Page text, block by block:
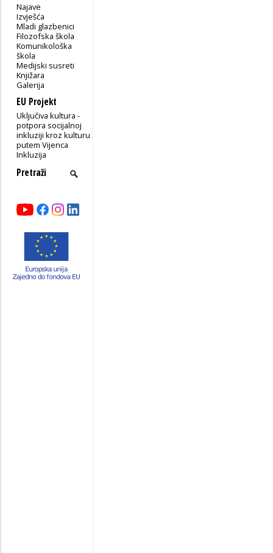
Najave
Izvješća
Mladi glazbenici
Filozofska škola
Komunikološka
škola
Medijski susreti
Knjižara
Galerija
EU Projekt
Uključiva kultura -
potpora socijalnoj
inkluziji kroz kulturu
putem Vijenca
Inkluzija